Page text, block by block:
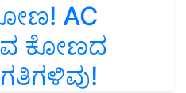
AC
ಕೋಣದ